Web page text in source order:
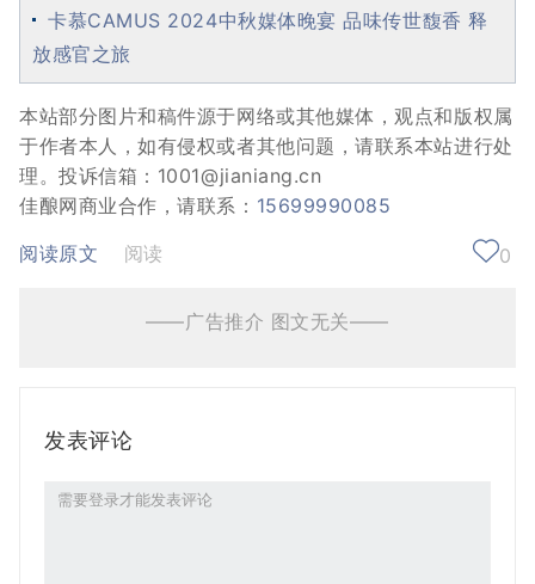
卡慕CAMUS 2024中秋媒体晚宴 品味传世馥香 释
放感官之旅
本站部分图片和稿件源于网络或其他媒体，观点和版权属
于作者本人，如有侵权或者其他问题，请联系本站进行处
理。投诉信箱：1001@jianiang.cn
佳酿网商业合作，请联系： 15699990085
阅读原文
阅读 0
——广告推介 图文无关——
发表评论